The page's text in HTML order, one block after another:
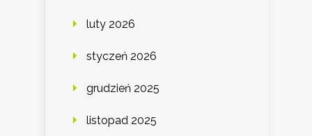
luty 2026
styczeń 2026
grudzień 2025
listopad 2025